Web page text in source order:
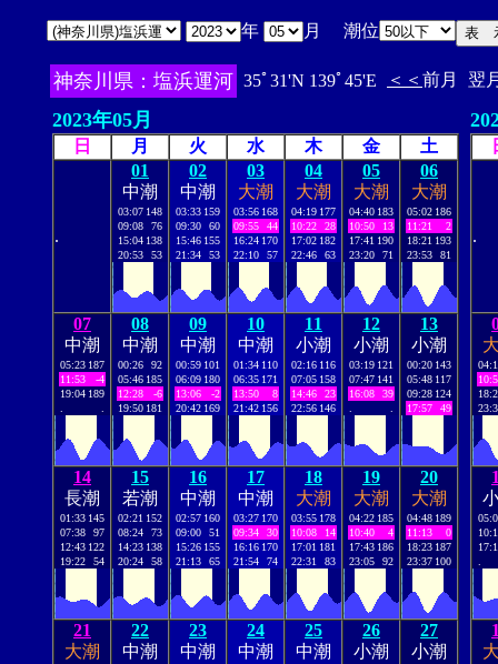
年 月 潮位
神奈川県：塩浜運河 35ﾟ31'N 139ﾟ45'E ＜＜ 前月 翌
2023年05月
日 月 火 水 木 金 土
.
01
中潮
03:07 148
09:08
76
15:04 138
20:53
53
02
中潮
03:33 159
09:30
60
15:46 155
21:34
53
03
大潮
03:56 168
09:55
44
16:24 170
22:10
57
04
大潮
04:19 177
10:22
28
17:02 182
22:46
63
05
大潮
04:40 183
10:50
13
17:41 190
23:20
71
06
大潮
05:02 186
11:21
2
18:21 193
23:53
81
07
中潮
05:23 187
11:53
-4
19:04 189
08
中潮
00:26
92
05:46 185
12:28
-6
19:50 181
09
中潮
00:59 101
06:09 180
13:06
-2
20:42 169
10
中潮
01:34 110
06:35 171
13:50
8
21:42 156
11
小潮
02:16 116
07:05 158
14:46
23
22:56 146
12
小潮
03:19 121
07:47 141
16:08
39
13
小潮
00:20 143
05:48 117
09:28 124
17:57
49
14
長潮
01:33 145
07:38
97
12:43 122
19:22
54
15
若潮
02:21 152
08:24
73
14:23 138
20:24
58
16
中潮
02:57 160
09:00
51
15:26 155
21:13
65
17
中潮
03:27 170
09:34
30
16:16 170
21:54
74
18
大潮
03:55 178
10:08
14
17:01 181
22:31
83
19
大潮
04:22 185
10:40
4
17:43 186
23:05
92
20
大潮
04:48 189
11:13
0
18:23 187
23:37 100
21
大潮
22
中潮
23
中潮
24
中潮
25
中潮
26
小潮
27
小潮
.